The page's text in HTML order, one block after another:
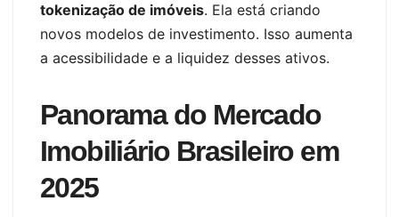
tokenização de imóveis. Ela está criando
novos modelos de investimento. Isso aumenta
a acessibilidade e a liquidez desses ativos.
Panorama do Mercado
Imobiliário Brasileiro em
2025